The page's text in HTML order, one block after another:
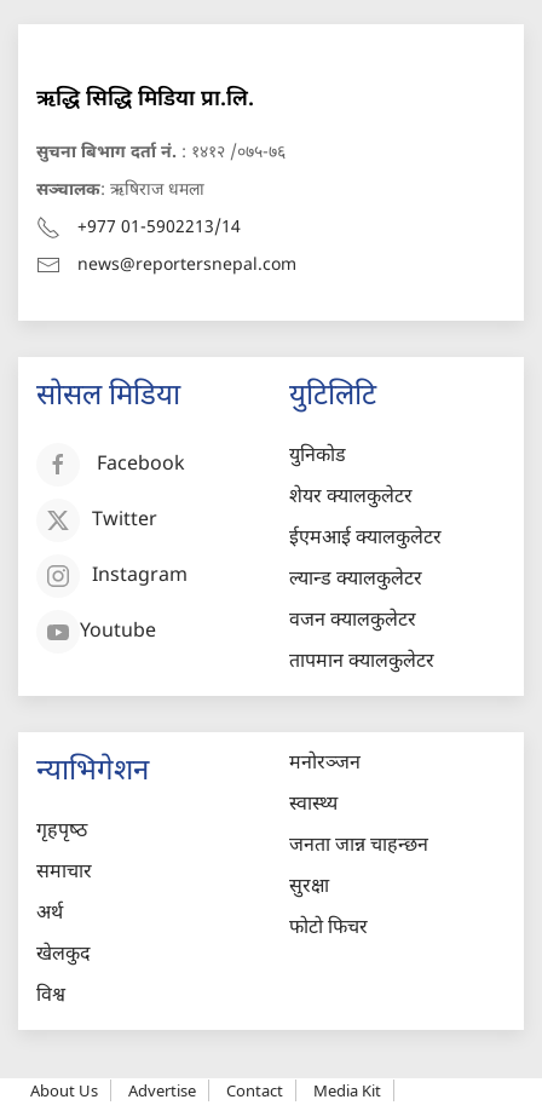
ऋद्धि सिद्धि मिडिया प्रा.लि.
सुचना बिभाग दर्ता नं. : १४१२ /०७५-७६
सञ्चालक: ऋषिराज धमला
+977 01-5902213/14
news@reportersnepal.com
सोसल मिडिया
Facebook
Twitter
Instagram
Youtube
युटिलिटि
युनिकोड
शेयर क्यालकुलेटर
ईएमआई क्यालकुलेटर
ल्यान्ड क्यालकुलेटर
वजन क्यालकुलेटर
तापमान क्यालकुलेटर
न्याभिगेशन
गृहपृष्‍ठ
समाचार
अर्थ
खेलकुद
विश्व
मनोरञ्जन
स्वास्थ्य
जनता जान्न चाहन्छन
सुरक्षा
फोटो फिचर
About Us Advertise Contact Media Kit